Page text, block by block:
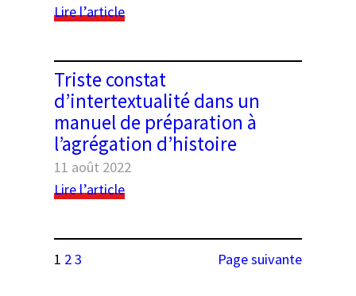
monde
une
histoire
connectée
(1900-
1980)”
au
Collège
de
Lire l’article:
« Les
sociétés
africaines
et
le
monde
une
connectée
Triste constat
d’intertextualité dans un
manuel de préparation à
l’agrégation d’histoire
11 août 2022
Lire l’article:
d’intertextualité
1 23 Page suivante